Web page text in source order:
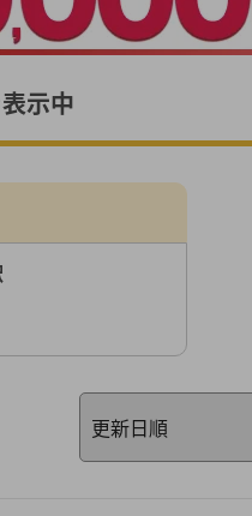
示中